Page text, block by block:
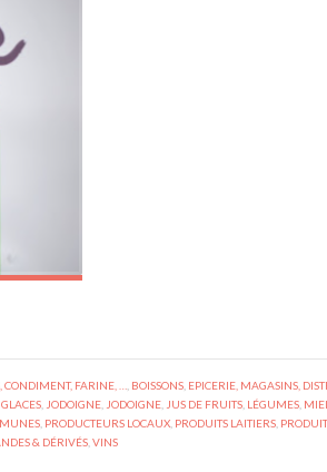
FARINE, … BOISSONS EPICERIE, MAGASINS,
GLACES JODOIGNE JODOIGNE JUS DE FRUITS LÉGUMES
PRODUCTEURS LOCAUX PRODUITS LAITIERS
& DÉRIVÉS VINS